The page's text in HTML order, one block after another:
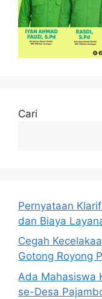
Cari
Pernyataan
dan Biaya
Cegah
Gotong Royong
Ada Mahasiswa
se-Desa